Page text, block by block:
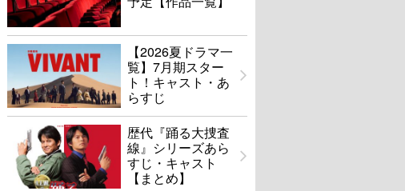
【2026夏ドラマ一
覧】7月期スター
ト！キャスト・あ
らすじ
歴代『踊る大捜査
線』シリーズあら
すじ・キャスト
【まとめ】